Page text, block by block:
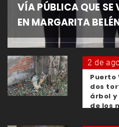
VÍA PÚBLICA QUE SE
EN MARGARITA
2 de
Puerto
dos
árbol
de los